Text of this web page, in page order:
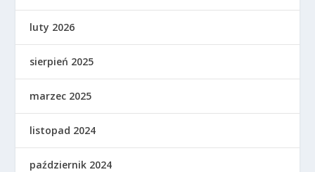
luty 2026
sierpień 2025
marzec 2025
listopad 2024
październik 2024